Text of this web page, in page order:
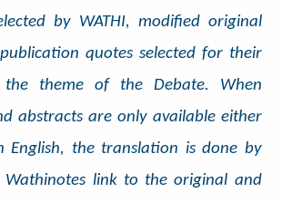
by WATHI, modified original
quotes selected for their
the theme of the Debate. When
abstracts are only available either
English, the translation is done by
Wathinotes link to the original and